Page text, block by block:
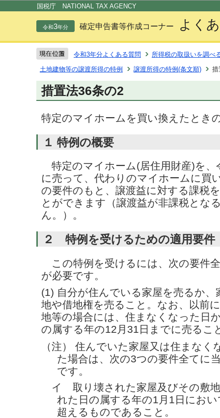
国税庁 NATIONAL TAX AGENCY
令和3年分 確定申告書等作成コーナー よく
令和3年分よくある質問
所得税の取扱いを調べ
土地建物等の譲渡所得の特例
譲渡所得の特例(条文順) 措
措置法36条の2
特定のマイホームを買い換えたとき
１ 特例の概要
特定のマイホーム(居住用財産)を、
に売って、代わりのマイホームに買
の要件のもと、譲渡益に対する課税
とができます（譲渡益が非課税とな
ん。）。
２ 特例を受けるための適用要件
この特例を受けるには、次の要件
が必要です。
(1) 自分が住んでいる家屋を売るか
地や借地権を売ること。なお、以前
地等の場合には、住まなくなった日
の属する年の12月31日までに売るこ
（注） 住んでいた家屋又は住まなく
た場合は、次の3つの要件全てに
です。
イ 取り壊された家屋及びその敷
れた日の属する年の1月1日にお
超えるものであること。